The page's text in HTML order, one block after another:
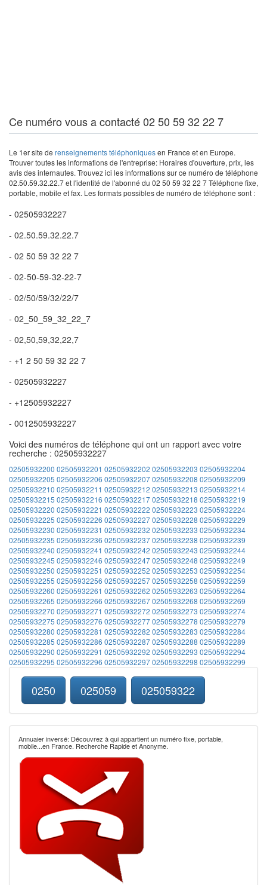
Ce numéro vous a contacté 02 50 59 32 22 7
Le 1er site de renseignements téléphoniquesen France et en Europe.
Trouver toutes les informations de l'entreprise: Horaires d'ouverture, prix, les
avis des internautes. Trouvez ici les informations sur ce numéro de téléphone
02.50.59.32.22.7 et l'identité de l'abonné du 02 50 59 32 22 7 Téléphone fixe,
portable, mobile et fax. Les formats possibles de numéro de téléphone sont :
- 02505932227
- 02.50.59.32.22.7
- 02 50 59 32 22 7
- 02-50-59-32-22-7
- 02/50/59/32/22/7
- 02_50_59_32_22_7
- 02,50,59,32,22,7
- +1 2 50 59 32 22 7
- 02505932227
- +12505932227
- 0012505932227
Voici des numéros de téléphone qui ont un rapport avec votre
recherche : 02505932227
02505932200 02505932201 02505932202 02505932203 02505932204
02505932205 02505932206 0250593220702505932208 02505932209
02505932210 02505932211 02505932212 02505932213 02505932214
02505932215 02505932216 0250593221702505932218 02505932219
02505932220 02505932221 02505932222 02505932223 02505932224
02505932225 02505932226 0250593222702505932228 02505932229
02505932230 02505932231 02505932232 02505932233 02505932234
02505932235 02505932236 0250593223702505932238 02505932239
02505932240 02505932241 02505932242 02505932243 02505932244
02505932245 02505932246 0250593224702505932248 02505932249
02505932250 02505932251 02505932252 02505932253 02505932254
02505932255 02505932256 0250593225702505932258 02505932259
02505932260 02505932261 02505932262 02505932263 02505932264
02505932265 02505932266 0250593226702505932268 02505932269
02505932270 02505932271 02505932272 02505932273 02505932274
02505932275 02505932276 0250593227702505932278 02505932279
02505932280 02505932281 02505932282 02505932283 02505932284
02505932285 02505932286 0250593228702505932288 02505932289
02505932290 02505932291 02505932292 02505932293 02505932294
02505932295 02505932296 0250593229702505932298 02505932299
0250 025059 025059322
Annuaier inversé: Découvrez à qui appartient un numéro fixe, portable,
mobile...en France. Recherche Rapide et Anonyme.